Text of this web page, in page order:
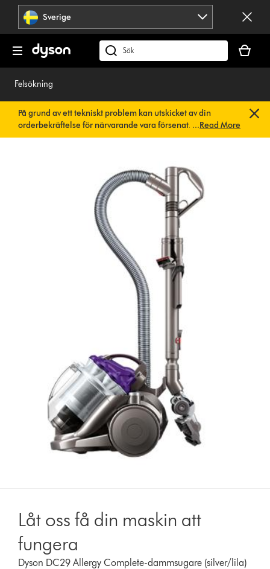
Hoppa
navigering
Sverige
Sök
på
är
tom
Felsökning
På grund av ett tekniskt problem kan utskicket av din
orderbekräftelse för närvarande vara försenat. Vi arbetar
redan på en snabb lösning.Du behöver inte göra någonting.
...Read More
Låt oss få din maskin att
fungera
Dyson DC29 Allergy Complete-dammsugare (silver/lila)